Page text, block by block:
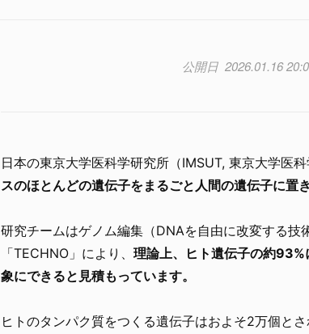
2026.01.16
日本の東京大学医科学研究所（IMSUT, 東京大学医
スのほとんどの遺伝子をまるごと人間の遺伝子に置
研究チームはゲノム編集（DNAを自由に改変する技
「TECHNO」により、 理論上、ヒト遺伝子の約
象にできると見積もっています。
ヒトのタンパク質をつくる遺伝子はおよそ2万個と